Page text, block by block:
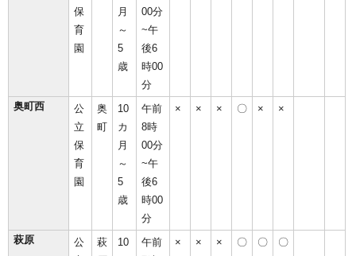
保
育
園
月
～
5
歳
00分
~午
後6
時00
分
奥町西
公
立
保
育
園
奥
町
10
カ
月
～
5
歳
午前
8時
00分
~午
後6
時00
分
× × × 〇 × ×
萩原
公
萩
10
午前
× × × 〇 〇 〇